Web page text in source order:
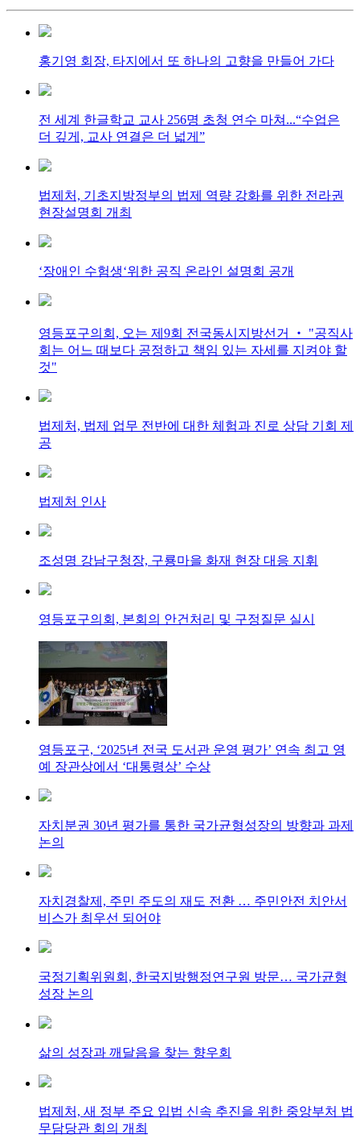
홍기영 회장, 타지에서 또 하나의 고향을 만들어 가다
전 세계 한글학교 교사 256명 초청 연수 마쳐...“수업은
더 깊게, 교사 연결은 더 넓게”
법제처, 기초지방정부의 법제 역량 강화를 위한 전라권
현장설명회 개최
‘장애인 수험생‘위한 공직 온라인 설명회 공개
영등포구의회, 오는 제9회 전국동시지방선거 ‧ "공직사
회는 어느 때보다 공정하고 책임 있는 자세를 지켜야 할
것"
법제처, 법제 업무 전반에 대한 체험과 진로 상담 기회 제
공
법제처 인사
조성명 강남구청장, 구룡마을 화재 현장 대응 지휘
영등포구의회, 본회의 안건처리 및 구정질문 실시
영등포구, ‘2025년 전국 도서관 운영 평가’ 연속 최고 영
예 장관상에서 ‘대통령상’ 수상
자치분권 30년 평가를 통한 국가균형성장의 방향과 과제
논의
자치경찰제, 주민 주도의 재도 전환 … 주민안전 치안서
비스가 최우선 되어야
국정기획위원회, 한국지방행정연구원 방문… 국가균형
성장 논의
삶의 성장과 깨달음을 찾는 향우회
법제처, 새 정부 주요 입법 신속 추진을 위한 중앙부처 법
무담당관 회의 개최